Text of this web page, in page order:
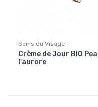
Soins du Visage
Crème de Jour BIO
l'aurore